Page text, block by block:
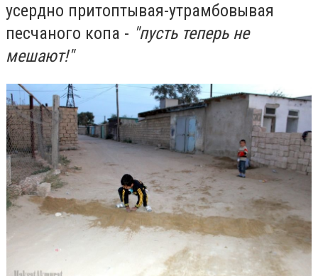
усердно притоптывая-утрамбовывая
песчаного копа - "пусть теперь не
мешают!"